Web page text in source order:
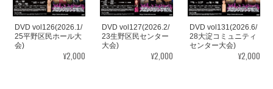
DVD vol126(2026.1/
25平野区民ホール大
会)
¥2,000
DVD vol127(2026.2/
23生野区民センター
大会)
¥2,000
DVD vol131(2026.6/
28大淀コミュニティ
センター大会)
¥2,000